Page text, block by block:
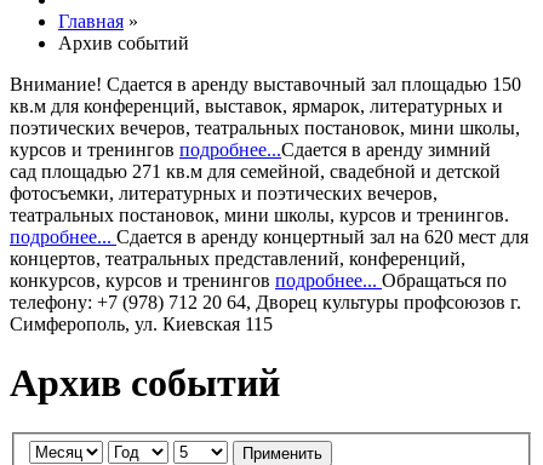
Главная »
Архив событий
Внимание! Сдается в аренду выставочный зал площадью 150
кв.м для конференций, выставок, ярмарок, литературных и
поэтических вечеров, театральных постановок, мини школы,
курсов и тренингов подробнее...Сдается в аренду зимний
сад площадью 271 кв.м для семейной, свадебной и детской
фотосъемки, литературных и поэтических вечеров,
театральных постановок, мини школы, курсов и тренингов.
подробнее... Сдается в аренду концертный зал на 620 мест для
концертов, театральных представлений, конференций,
конкурсов, курсов и тренингов подробнее... Обращаться по
телефону: +7 (978) 712 20 64, Дворец культуры профсоюзов г.
Симферополь, ул. Киевская 115
Архив событий
Применить